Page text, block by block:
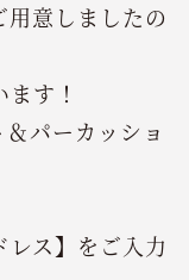
用意しましたの
す！
パーカッショ
ス】をご入力